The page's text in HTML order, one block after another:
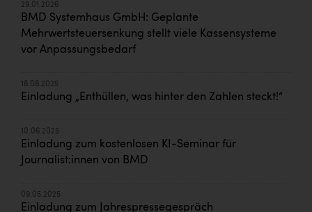
29.01.2026
BMD Systemhaus GmbH: Geplante
Mehrwertsteuersenkung stellt viele Kassensysteme
vor Anpassungsbedarf
18.08.2025
Einladung „Enthüllen, was hinter den Zahlen steckt!“
10.06.2025
Einladung zum kostenlosen KI-Seminar für
Journalist:innen von BMD
09.05.2025
Einladung zum Jahrespressegespräch